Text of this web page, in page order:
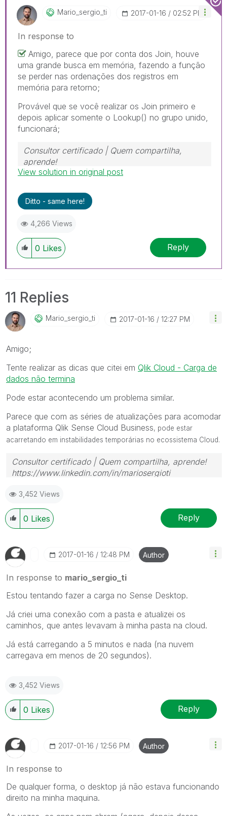
Mario_sergio_ti ‎2017-01-16 02:52 PM
In response to
Amigo, parece que por conta dos Join, houve
uma grande busca em memória, fazendo a função
se perder nas ordenações dos registros em
memória para retorno;
Provável que se você realizar os Join primeiro e
depois aplicar somente o Lookup() no grupo unido,
funcionará;
Consultor certificado | Quem compartilha,
aprende!
https://www.linkedin.com/in/mariosergioti
View solution in original post
Ditto - same here!
4,266 Views
0 Likes Reply
11 Replies
Mario_sergio_ti ‎2017-01-16 12:27 PM
Amigo;
Tente realizar as dicas que citei em Qlik Cloud - Carga de
dados não termina
Pode estar acontecendo um problema similar.
Parece que com as séries de atualizações para acomodar
a plataforma Qlik Sense Cloud Business, pode estar
acarretando em instabilidades temporárias no ecossistema Cloud.
Consultor certificado | Quem compartilha, aprende!
https://www.linkedin.com/in/mariosergioti
3,452 Views
0 Likes Reply
‎2017-01-16 12:48 PM Author
In response to mario_sergio_ti
Estou tentando fazer a carga no Sense Desktop.
Já criei uma conexão com a pasta e atualizei os
caminhos, que antes levavam à minha pasta na cloud.
Já está carregando a 5 minutos e nada (na nuvem
carregava em menos de 20 segundos).
3,452 Views
0 Likes Reply
‎2017-01-16 12:56 PM Author
In response to
De qualquer forma, o desktop já não estava funcionando
direito na minha maquina.